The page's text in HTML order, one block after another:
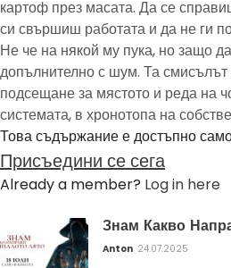
картоф през масата. Да се
си свършиш работата и да не ги
Не че на някой му пука, но защо
допълнително с шум. Та смисълът
подсещане за мястото и реда на
системата, в хронотопа на
Това съдържание е достъпно
Присъедини се сега
Already a member? Log in here
Знам Какво
Anton 24.07.2025